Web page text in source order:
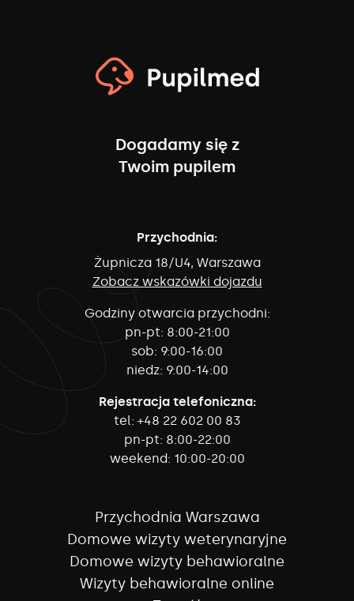
Dogadamy się z
Twoim pupilem
Przychodnia:
Żupnicza 18/U4, Warszawa
Zobacz wskazówki dojazdu
Godziny otwarcia przychodni:
pn-pt: 8:00-21:00
sob: 9:00-16:00
niedz: 9:00-14:00
Rejestracja telefoniczna:
tel: +48 22 602 00 83
pn-pt: 8:00-22:00
weekend: 10:00-20:00
Przychodnia Warszawa
Domowe wizyty weterynaryjne
Domowe wizyty behawioralne
Wizyty behawioralne online